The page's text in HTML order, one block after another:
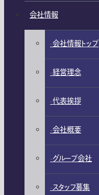
会社情報
会社情報トップ
経営理念
代表挨拶
会社概要
グループ会社
スタッフ募集